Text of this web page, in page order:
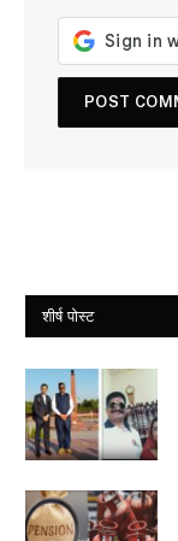
शीर्ष पोस्ट